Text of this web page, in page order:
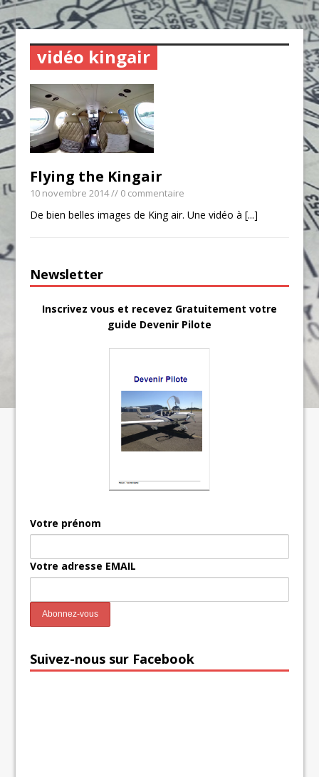
vidéo kingair
Flying the Kingair
10 novembre 2014// 0 commentaire
De bien belles images de King air. Une vidéo à[...]
Newsletter
Inscrivez vous et recevez Gratuitement votre
guide Devenir Pilote
Votre prénom
Votre adresse EMAIL
Suivez-nous sur Facebook